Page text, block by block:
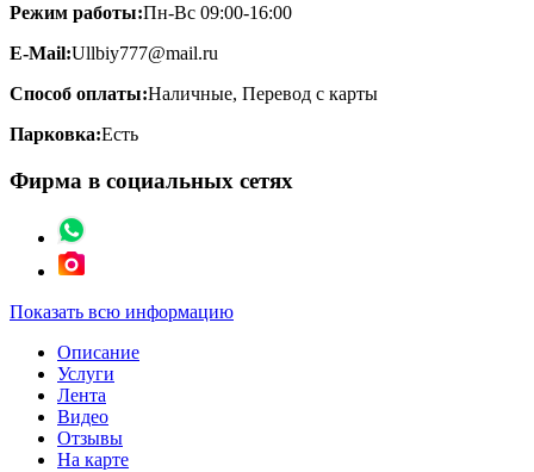
Режим работы:Пн-Вс 09:00-16:00
E-Mail:Ullbiy777@mail.ru
Способ оплаты:Наличные, Перевод с карты
Парковка:Есть
Фирма в социальных сетях
Показать всю информацию
Описание
Услуги
Лента
Видео
Отзывы
На карте